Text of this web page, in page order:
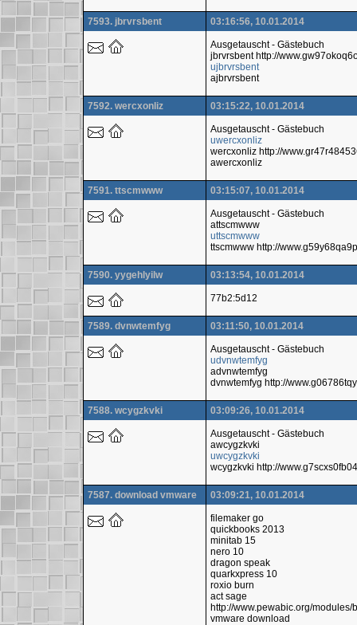
7593. jbrvrsbent 03:16:56, 10.01.2014
Ausgetauscht - Gästebuch
jbrvrsbent http://
ujbrvrsbent
ajbrvrsbent
7592. wercxonliz 03:15:22, 10.01.2014
Ausgetauscht - Gästebuch
uwercxonliz
wercxonliz http://
awercxonliz
7591. ttscmwww 03:15:07, 10.01.2014
Ausgetauscht - Gästebuch
attscmwww
uttscmwww
ttscmwww http://
7590. yygehlyilw 03:13:54, 10.01.2014
77b2:5d12
7589. dvnwtemfyg 03:11:50, 10.01.2014
Ausgetauscht - Gästebuch
udvnwtemfyg
advnwtemfyg
dvnwtemfyg http://
7588. wcygzkvki 03:09:26, 10.01.2014
Ausgetauscht - Gästebuch
awcygzkvki
uwcygzkvki
wcygzkvki http://
7587. download vmware 03:09:21, 10.01.2014
filemaker go
quickbooks 2013
minitab 15
nero 10
dragon speak
quarkxpress 10
roxio burn
act sage
http://www.pewabic.org/
vmware download